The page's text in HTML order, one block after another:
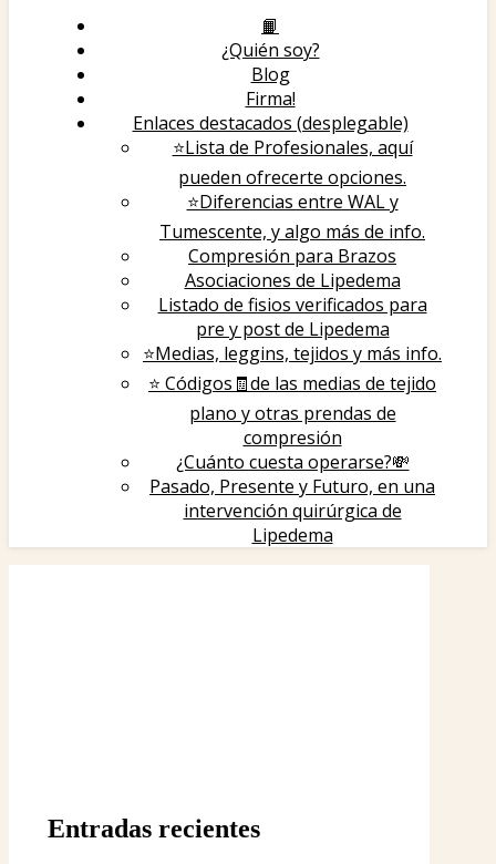
📙
¿Quién soy?
Blog
Firma!
Enlaces destacados (desplegable)
⭐Lista de Profesionales, aquí
pueden ofrecerte opciones.
⭐️Diferencias entre WAL y
Tumescente, y algo más de info.
Compresión para Brazos
Asociaciones de Lipedema
Listado de fisios verificados para
pre y post de Lipedema
⭐️Medias, leggins, tejidos y más info.
⭐️ Códigos🧾de las medias de tejido
plano y otras prendas de
compresión
¿Cuánto cuesta operarse?💸
Pasado, Presente y Futuro, en una
intervención quirúrgica de
Lipedema
Entradas recientes